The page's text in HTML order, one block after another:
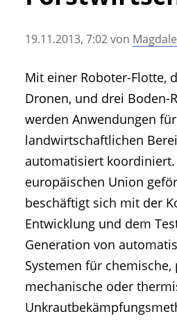
• Messen und
• Agritechnica
• Artikel nach
19.11.2013, 7:02von
Mit einer Roboter-Flotte,
Dronen, und drei Boden-
werden Anwendungen
landwirtschaftlichen
automatisiert koordiniert.
europäischen Union
beschäftigt sich mit der
Entwicklung und dem
Generation von
Systemen für chemische,
mechanische oder